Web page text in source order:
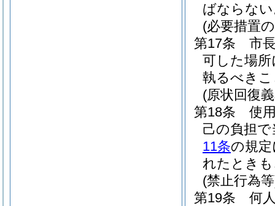
ばならな
(必要措置
第17条
市
可した場
執るべき
(原状回復
第18条
使
己の負担
11条の規
れたとき
(禁止行為
第19条
何